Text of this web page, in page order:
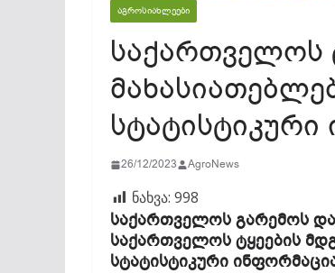
ᲐᲒᲠᲝᲡᲘᲐᲮᲚᲔᲔᲑᲘ
საქართველოს
26/12/2023 AgroNews
ნახვა: 998
საქართველოს გარემოს
საქართველოს ტყეების
სტატისტიკური